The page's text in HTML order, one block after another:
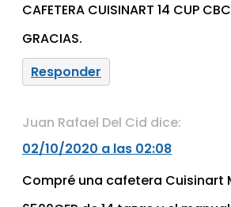
CAFETERA CUISINART 14 CUP
GRACIAS.
Responder
Juan Rafael Del Cid dice:
02/10/2020 a las 02:08
Compré una cafetera Cuisinart